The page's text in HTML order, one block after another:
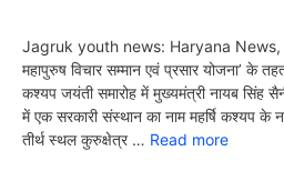
Jagruk youth news: Haryana News,
महापुरुष विचार सम्मान एवं प्रसार योजना’ के
कश्यप जयंती समारोह में मुख्यमंत्री नायब सिंह
में एक सरकारी संस्थान का नाम महर्षि कश्यप के
तीर्थ स्थल कुरुक्षेत्र … Read more